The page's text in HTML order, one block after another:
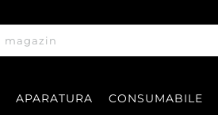
APARATURA CONSUMABILE